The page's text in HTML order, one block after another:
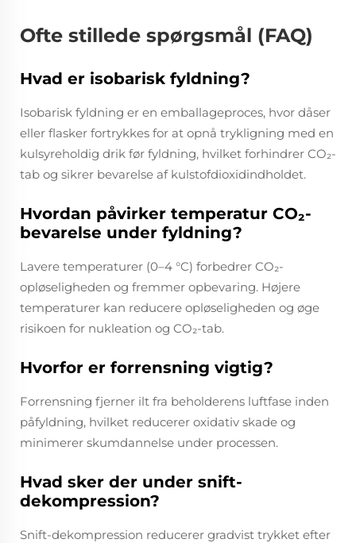
Ofte stillede spørgsmål (FAQ)
Hvad er isobarisk fyldning?
Isobarisk fyldning er en emballageproces, hvor dåser
eller flasker fortrykkes for at opnå trykligning med en
kulsyreholdig drik før fyldning, hvilket forhindrer CO₂-
tab og sikrer bevarelse af kulstofdioxidindholdet.
Hvordan påvirker temperatur CO₂-
bevarelse under fyldning?
Lavere temperaturer (0–4 °C) forbedrer CO₂-
opløseligheden og fremmer opbevaring. Højere
temperaturer kan reducere opløseligheden og øge
risikoen for nukleation og CO₂-tab.
Hvorfor er forrensning vigtig?
Forrensning fjerner ilt fra beholderens luftfase inden
påfyldning, hvilket reducerer oxidativ skade og
minimerer skumdannelse under processen.
Hvad sker der under snift-
dekompression?
Snift-dekompression reducerer gradvist trykket efter